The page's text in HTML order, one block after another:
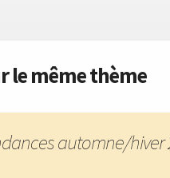
le même thème
automne/hiver